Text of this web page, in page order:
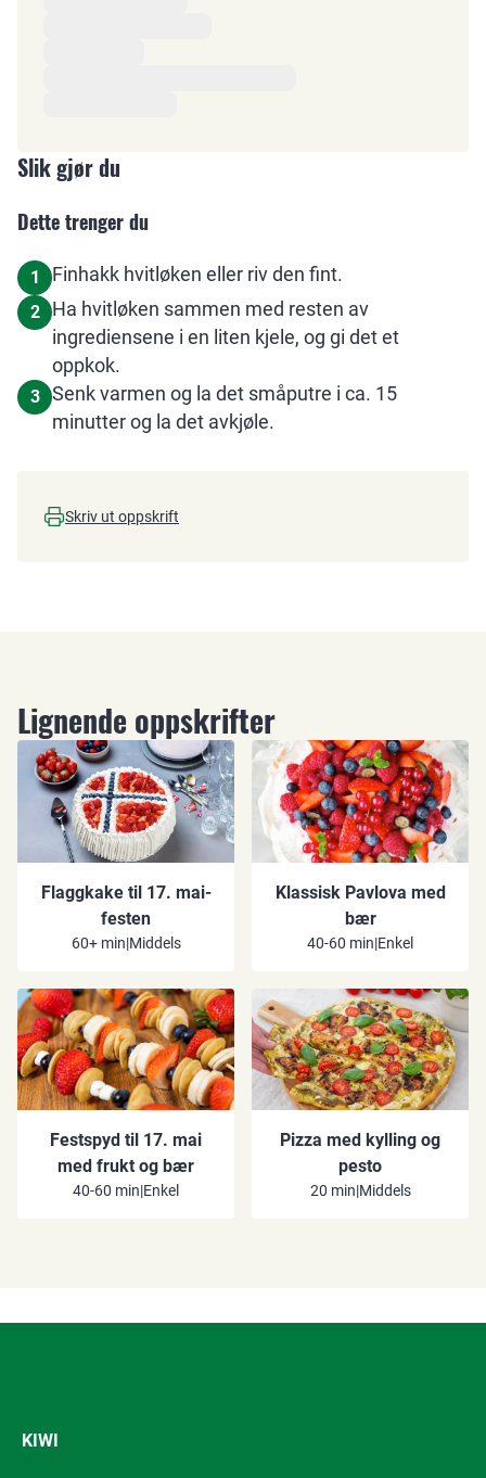
Slik gjør du
Dette trenger du
1 Finhakk hvitløken eller riv den fint.
2
Ha hvitløken sammen med resten av
ingrediensene i en liten kjele, og gi det et
oppkok.
3
Senk varmen og la det småputre i ca. 15
minutter og la det avkjøle.
Skriv ut oppskrift
Lignende oppskrifter
Flaggkake til 17. mai-
festen
60+ min|Middels
Klassisk Pavlova med
bær
40-60 min|Enkel
Festspyd til 17. mai
med frukt og bær
40-60 min|Enkel
Pizza med kylling og
pesto
20 min|Middels
KIWI